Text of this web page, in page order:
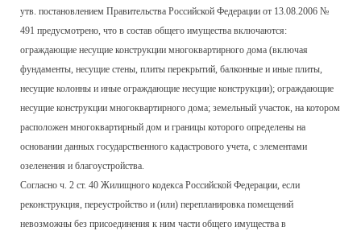
утв. постановлением Правительства Российской Федерации от 13.08.2006 №
491 предусмотрено, что в состав общего имущества включаются:
ограждающие несущие конструкции многоквартирного дома (включая
фундаменты, несущие стены, плиты перекрытий, балконные и иные плиты,
несущие колонны и иные ограждающие несущие конструкции); ограждающие
несущие конструкции многоквартирного дома; земельный участок, на котором
расположен многоквартирный дом и границы которого определены на
основании данных государственного кадастрового учета, с элементами
озеленения и благоустройства.
Согласно ч. 2 ст. 40 Жилищного кодекса Российской Федерации, если
реконструкция, переустройство и (или) перепланировка помещений
невозможны без присоединения к ним части общего имущества в